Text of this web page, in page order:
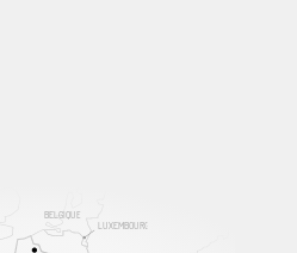
BELGIQUE
LUXEMBOURG